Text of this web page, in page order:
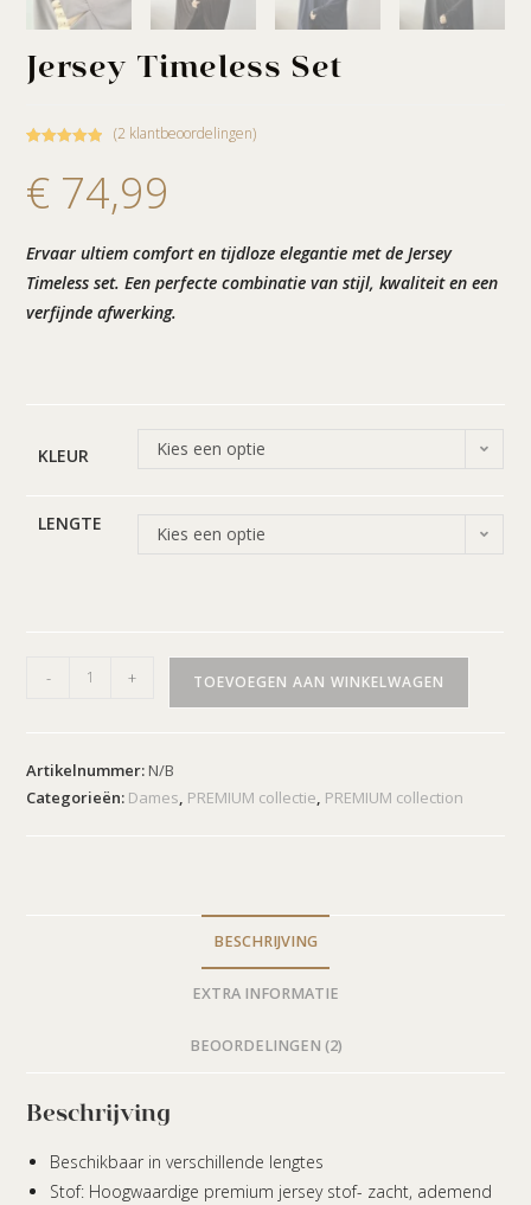
Jersey Timeless Set
5.00
op 5
gebaseerd
klantbeoorde
(2 klantbeoordelingen)
€ 74,99
Ervaar ultiem comfort en tijdloze elegantie met de Jersey
Timeless set. Een perfecte combinatie van stijl, kwaliteit en een
verfijnde afwerking.
KLEUR Kies een optie
LENGTE Kies een optie
- + TOEVOEGEN AAN WINKELWAGEN
Artikelnummer: N/B
Categorieën: Dames PREMIUM collectie PREMIUM collection
BESCHRIJVING
EXTRA INFORMATIE
BEOORDELINGEN (2)
Beschrijving
Beschikbaar in verschillende lengtes
Stof: Hoogwaardige premium jersey stof- zacht, ademend